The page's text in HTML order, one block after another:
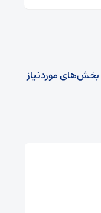
بخش‌های موردنیاز